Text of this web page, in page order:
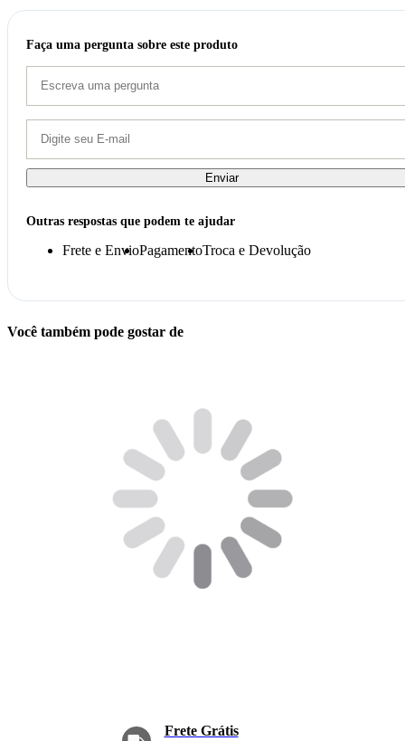
Faça uma pergunta sobre este produto
Enviar
Outras respostas que podem te ajudar
Frete e EnvioPagamentoTroca e Devolução
Você também pode gostar de
Frete Grátis